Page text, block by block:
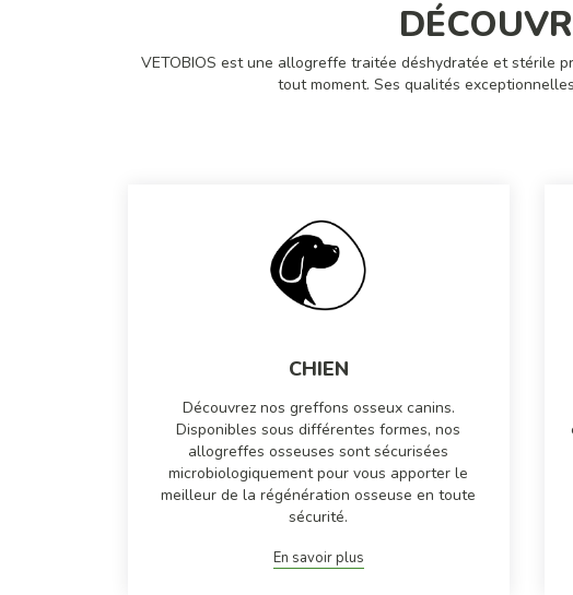
VETOBIOS est une allogreffe traitée déshydratée et stérile
tout moment. Ses qualités
CHIEN
Découvrez nos greffons osseux canins.
Disponibles sous différentes formes, nos
allogreffes osseuses sont sécurisées
microbiologiquement pour vous apporter le
meilleur de la régénération osseuse en toute
sécurité.
En savoir plus